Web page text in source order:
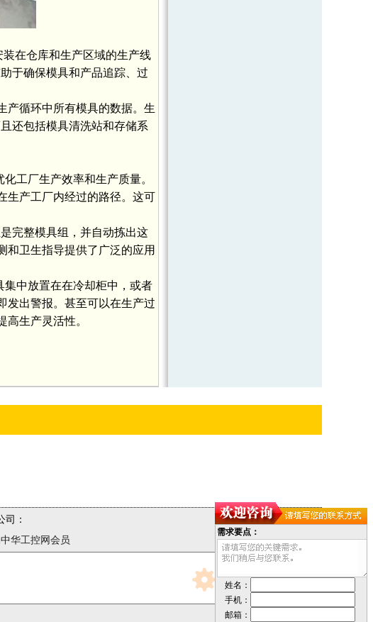
在仓库和生产区域的生产线
于确保模具和产品追踪、过
产循环中所有模具的数据。生
还包括模具清洗站和存储系
工厂生产效率和生产质量。
生产工厂内经过的路径。这可
完整模具组，并自动拣出这
和卫生指导提供了广泛的应用
中放置在在冷却柜中，或者
发出警报。甚至可以在生产过
生产灵活性。
：
华工控网会员